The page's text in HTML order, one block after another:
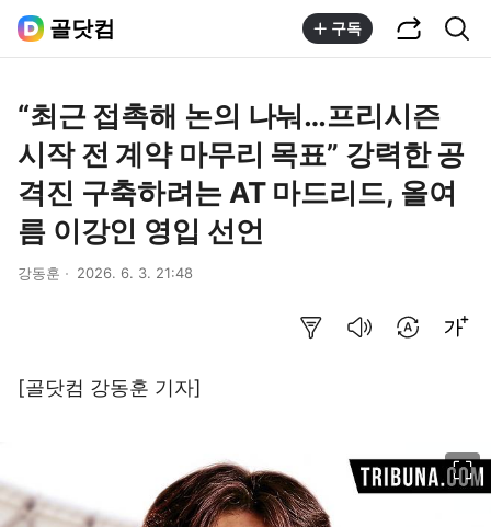
골닷컴 구독
“최근 접촉해 논의 나눠…프리시즌
시작 전 계약 마무리 목표” 강력한 공
격진 구축하려는 AT 마드리드, 올여
름 이강인 영입 선언
강동훈 2026. 6. 3. 21:48
[골닷컴 강동훈 기자]